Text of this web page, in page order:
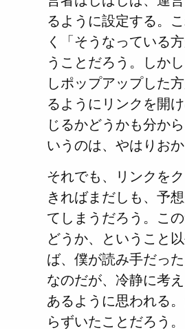
るように設定する。
く「そうなっている
うことだろう。しか
しポップアップした
るようにリンクを開
じるかどうかも分か
いうのは、やはりお
それでも、リンクを
きればまだしも、予
てしまうだろう。こ
どうか、ということ
ば、僕が読み手だっ
なのだが、冷静に考
あるように思われる
らずいたことだろう。